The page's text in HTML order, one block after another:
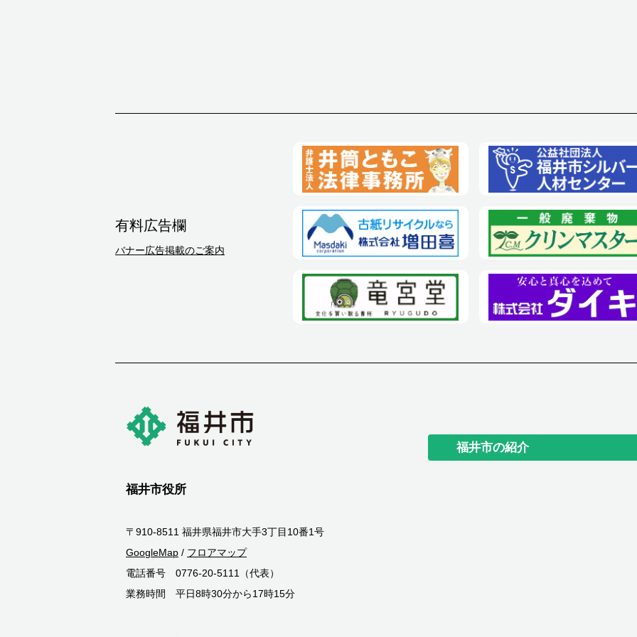
有料広告欄
バナー広告掲載のご案内
福井市役所
〒910-8511 福井県福井市大手3丁目10番1号
GoogleMap / フロアマップ
電話番号 0776-20-5111（代表）
業務時間 平日8時30分から17時15分
福井市の紹介